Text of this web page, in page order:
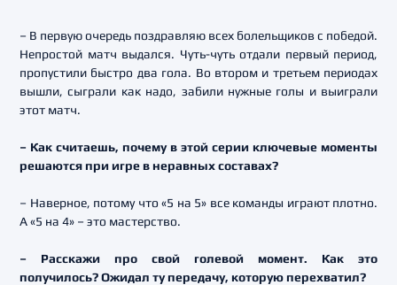
– В первую очередь поздравляю всех болельщиков с победой.
Непростой матч выдался. Чуть-чуть отдали первый период,
пропустили быстро два гола. Во втором и третьем периодах
вышли, сыграли как надо, забили нужные голы и выиграли
этот матч.
– Как считаешь, почему в этой серии ключевые моменты
решаются при игре в неравных составах?
– Наверное, потому что «5 на 5» все команды играют плотно.
А «5 на 4» – это мастерство.
– Расскажи про свой голевой момент. Как это
получилось? Ожидал ту передачу, которую перехватил?